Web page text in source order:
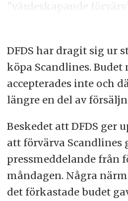
”värdeskapande
DFDS har dragit sig ur
köpa Scandlines.
accepterades inte och
längre en del av
Beskedet att DFDS ger
att förvärva Scandlines
pressmeddelande från
måndagen. Några
det förkastade budet